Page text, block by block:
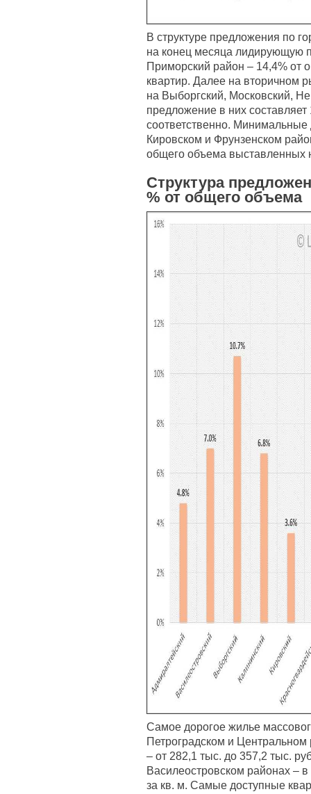
В структуре предложения по
на конец месяца лидирующую
Приморский район – 14,4% от
квартир. Далее на вторичном
на Выборгский, Московский,
предложение в них
соответственно.
Кировском и Фрунзенском
общего объема выставленных
Структура
% от общего объема
Самое дорогое жилье
Петроградском и Центральном
– от 282,1 тыс. до 357,2 тыс.
Василеостровском районах –
за кв. м. Самые доступные